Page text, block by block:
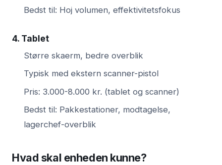
Bedst til: Hoj volumen, effektivitetsfokus
4. Tablet
Større skaerm, bedre overblik
Typisk med ekstern scanner-pistol
Pris: 3.000-8.000 kr. (tablet og scanner)
Bedst til: Pakkestationer, modtagelse,
lagerchef-overblik
Hvad skal enheden kunne?